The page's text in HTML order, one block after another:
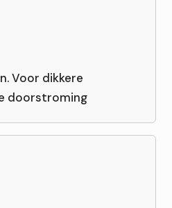
Voor dikkere
doorstroming